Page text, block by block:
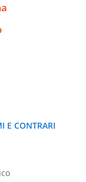
E CONTRARI